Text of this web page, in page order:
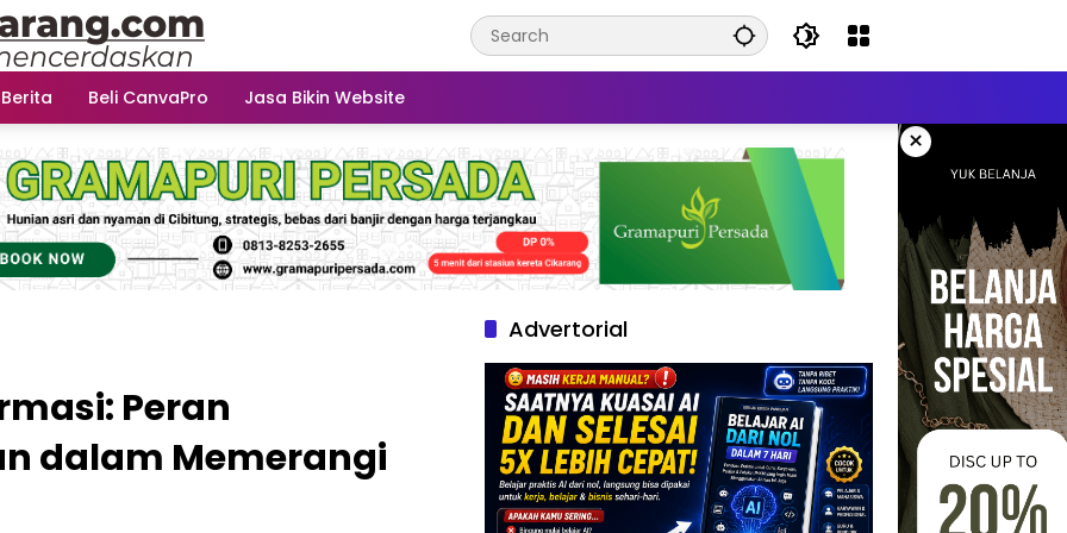
Beli CanvaPro Jasa Bikin Website
×
Peran
dalam Memerangi
Advertorial